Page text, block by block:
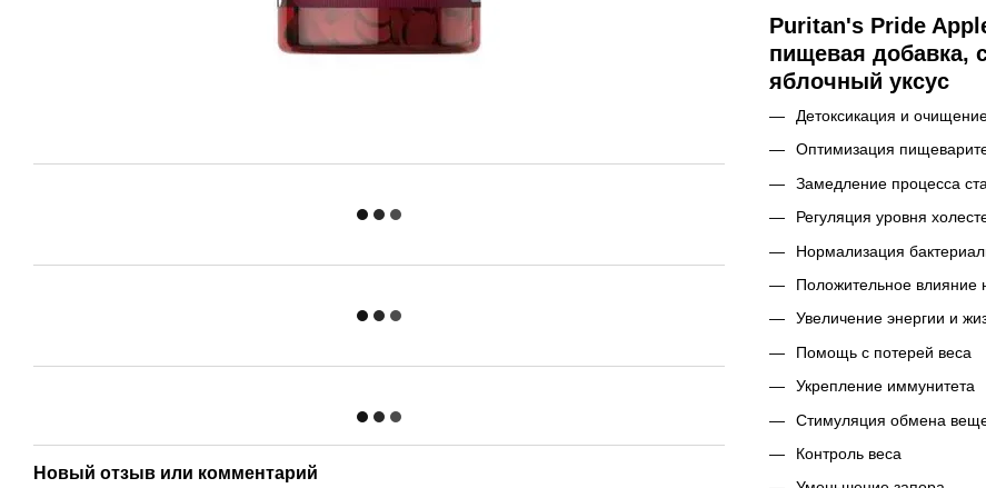
Новый отзыв или комментарий
Puritan's Pride
пищевая добавка,
яблочный уксус
Детоксикация и
Оптимизация
Замедление процесса
Регуляция уровня
Нормализация
Положительное влияние
Увеличение энергии и
Помощь с потерей веса
Укрепление иммунитета
Стимуляция обмена
Контроль веса